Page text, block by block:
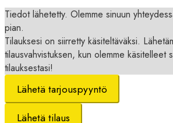
Tiedot lähetetty. Olemme sinuun
pian.
Tilauksesi on siirretty käsiteltäväksi.
tilausvahvistuksen, kun olemme käsitelleet
tilauksestasi!
Lähetä tarjouspyyntö
Lähetä tilaus